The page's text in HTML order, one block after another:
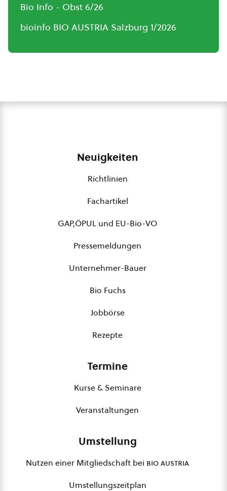
Bio Info - Obst 6/26
bioinfo BIO AUSTRIA Salzburg 1/2026
Neuigkeiten
Richtlinien
Fachartikel
GAP,ÖPUL und EU-Bio-VO
Pressemeldungen
Unternehmer-Bauer
Bio Fuchs
Jobbörse
Rezepte
Termine
Kurse & Seminare
Veranstaltungen
Umstellung
Nutzen einer Mitgliedschaft bei bio austria
Umstellungszeitplan